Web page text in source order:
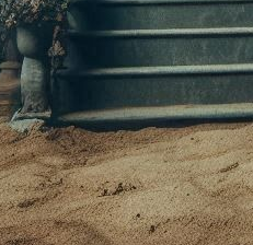
Christoph Buchfink
Welt von Torben Kuhlmann,
Genug
Caroline Heinmann und Kai